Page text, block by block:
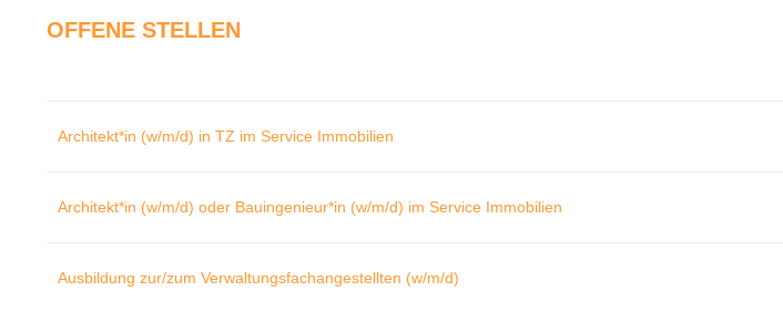
OFFENE STELLEN
Architekt*in (w/m/d) in TZ im Service Immobilien
Architekt*in (w/m/d) oder Bauingenieur*in (w/m/d) im Service Immobilien
Ausbildung zur/zum Verwaltungsfachangestellten (w/m/d)